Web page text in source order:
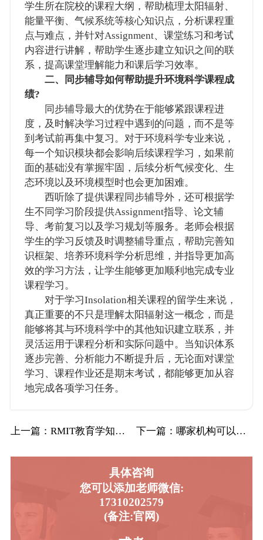
学生所在院校的课程大纲，帮助梳理太阳辐射、
能量平衡、气候系统等核心知识点，分析课程重
点与难点，并针对Assignment、课堂练习和考试
内容进行讲解，帮助学生逐步建立知识之间的联
系，提高课堂理解能力和课后学习效率。
二、同步辅导如何帮助提升环境科学课程成
绩?
同步辅导最大的优势在于能够紧跟课程进
度，及时解决学习过程中遇到的问题，而不是等
到考试前再集中复习。对于环境科学专业来说，
每一个知识模块都会影响后续课程学习，如果前
面的基础没有掌握牢固，后续分析气候变化、生
态环境以及环境模型时也会更加困难。
西听除了提供课程同步辅导外，还可根据学
生不同学习阶段提供Assignment指导、论文辅
导、考前复习以及学习规划等服务。老师会根据
学生的学习反馈及时调整辅导重点，帮助完善知
识框架、培养环境科学分析思维，并指导更加高
效的学习方法，让学生能够更加顺利地完成专业
课程学习。
对于学习Insolation相关课程的留学生来说，
真正重要的不只是理解太阳辐射这一概念，而是
能够将其与环境科学中的其他知识建立联系，并
灵活运用于课程分析和实际问题中。当知识体系
逐步完善、分析能力不断提升后，无论面对课堂
学习、课程作业还是期末考试，都能够更加从容
地完成各项学习任务。
上一篇 ：RMIT教育学知识点记忆杂乱 留学生辅导… 下一篇 ：哪家机构可以对皇后大学会计与金融专业进行…
具体咨询
您可以添加老师微信:
17310202579
(备注:官网)